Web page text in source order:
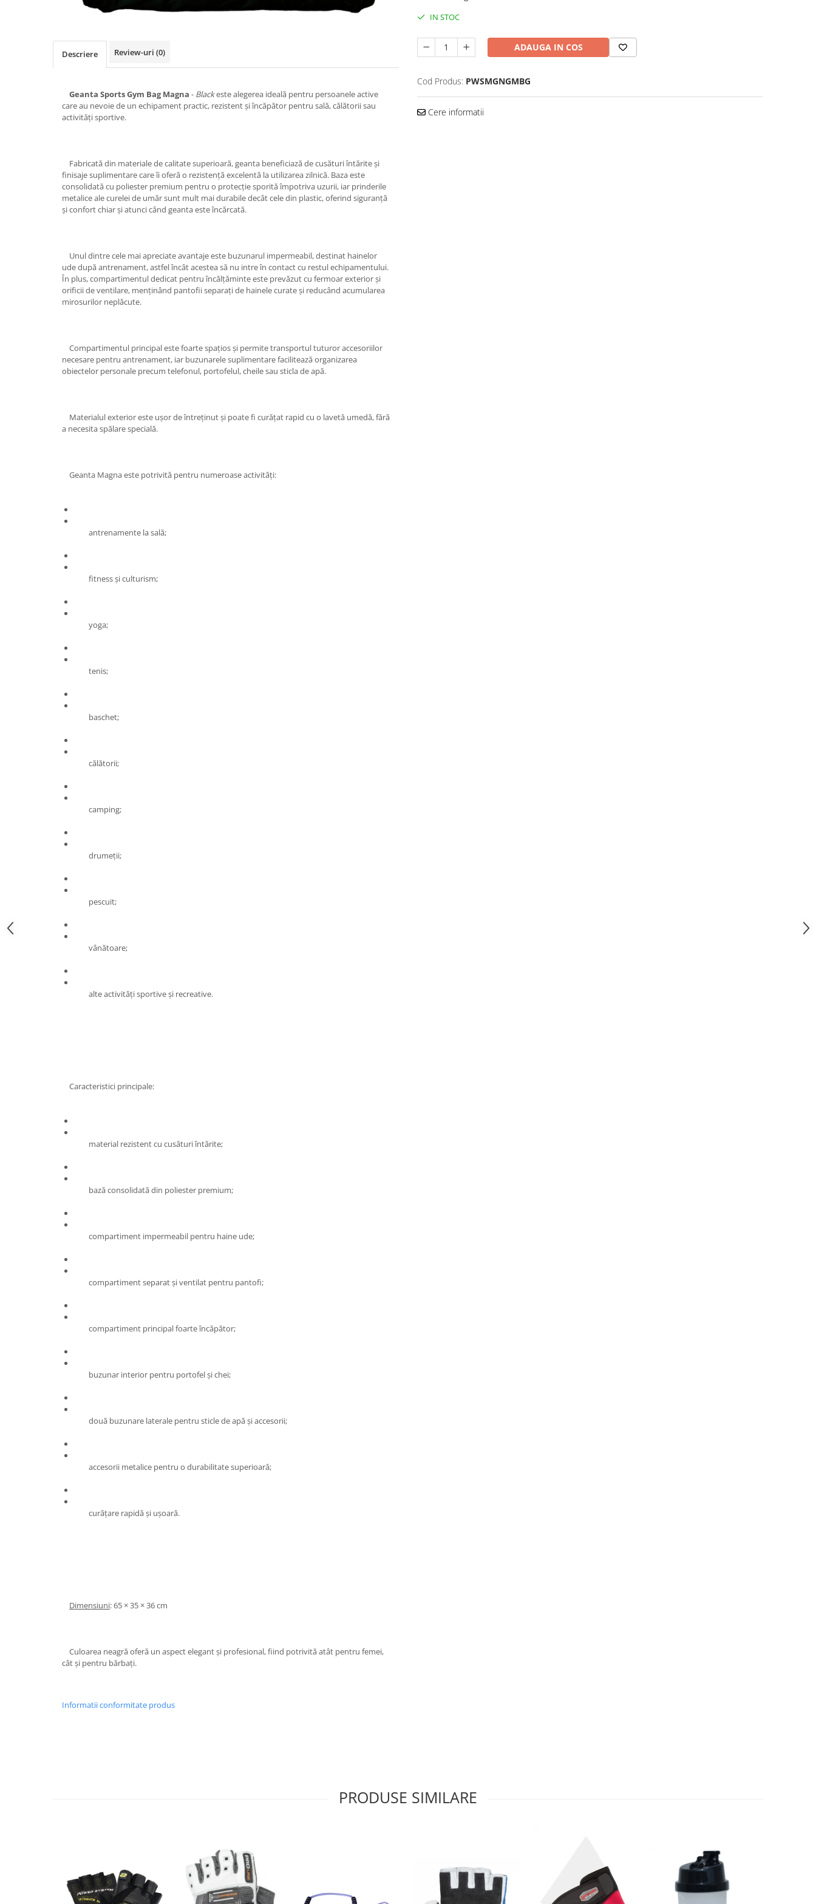
Carbohidrați
Apărarea sanătății
Extracte din plante medicinale
Produse pentru relaxare
Alte suplimente
IN STOC
ADAUGA IN COS
Cod Produs: PWSMGNGMBG
Cere informatii
Descriere Review-uri (0)
Geanta Sports Gym Bag Magna - Blackeste alegerea ideală pentru persoanele active
care au nevoie de un echipament practic, rezistent și încăpător pentru sală, călătorii sau
activități sportive.
Fabricată din materiale de calitate superioară, geanta beneficiază de cusături întărite și
finisaje suplimentare care îi oferă o rezistență excelentă la utilizarea zilnică. Baza este
consolidată cu poliester premium pentru o protecție sporită împotriva uzurii, iar prinderile
metalice ale curelei de umăr sunt mult mai durabile decât cele din plastic, oferind siguranță
și confort chiar și atunci când geanta este încărcată.
Unul dintre cele mai apreciate avantaje este buzunarul impermeabil, destinat hainelor
ude după antrenament, astfel încât acestea să nu intre în contact cu restul echipamentului.
În plus, compartimentul dedicat pentru încălțăminte este prevăzut cu fermoar exterior și
orificii de ventilare, menținând pantofii separați de hainele curate și reducând acumularea
mirosurilor neplăcute.
Compartimentul principal este foarte spațios și permite transportul tuturor accesoriilor
necesare pentru antrenament, iar buzunarele suplimentare facilitează organizarea
obiectelor personale precum telefonul, portofelul, cheile sau sticla de apă.
Materialul exterior este ușor de întreținut și poate fi curățat rapid cu o lavetă umedă, fără
a necesita spălare specială.
Geanta Magna este potrivită pentru numeroase activități:
antrenamente la sală;
fitness și culturism;
yoga;
tenis;
baschet;
călătorii;
camping;
drumeții;
pescuit;
vânătoare;
alte activități sportive și recreative.
Caracteristici principale:
material rezistent cu cusături întărite;
bază consolidată din poliester premium;
compartiment impermeabil pentru haine ude;
compartiment separat și ventilat pentru pantofi;
compartiment principal foarte încăpător;
buzunar interior pentru portofel și chei;
două buzunare laterale pentru sticle de apă și accesorii;
accesorii metalice pentru o durabilitate superioară;
curățare rapidă și ușoară.
Dimensiuni: 65 × 35 × 36 cm
Culoarea neagră oferă un aspect elegant și profesional, fiind potrivită atât pentru femei,
cât și pentru bărbați.
Informatii conformitate produs
PRODUSE SIMILARE